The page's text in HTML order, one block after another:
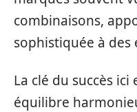
combinaisons,
sophistiquée à
La clé du succès
équilibre